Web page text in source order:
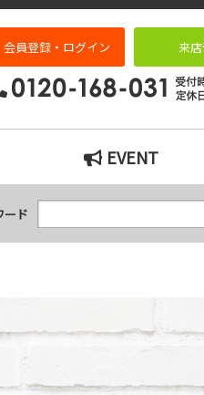
ンション検索とリノベーションなら
会員登録・ログイン 来
EVENT
ード